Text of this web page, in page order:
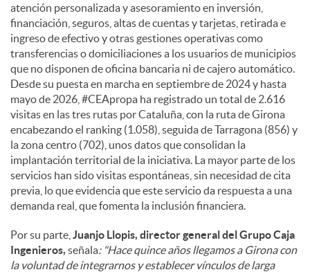
atención personalizada y asesoramiento en inversión,
financiación, seguros, altas de cuentas y tarjetas, retirada e
ingreso de efectivo y otras gestiones operativas como
transferencias o domiciliaciones a los usuarios de municipios
que no disponen de oficina bancaria ni de cajero automático.
Desde su puesta en marcha en septiembre de 2024 y hasta
mayo de 2026, #CEApropa ha registrado un total de 2.616
visitas en las tres rutas por Cataluña, con la ruta de Girona
encabezando el ranking (1.058), seguida de Tarragona (856) y
la zona centro (702), unos datos que consolidan la
implantación territorial de la iniciativa. La mayor parte de los
servicios han sido visitas espontáneas, sin necesidad de cita
previa, lo que evidencia que este servicio da respuesta a una
demanda real, que fomenta la inclusión financiera.
Por su parte, Juanjo Llopis, director general del Grupo Caja
Ingenieros, señala: "Hace quince años llegamos a Girona con
la voluntad de integrarnos y establecer vínculos de larga